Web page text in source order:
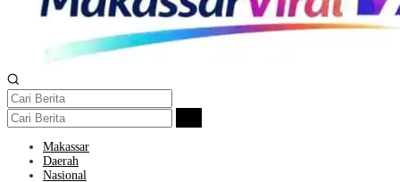
Makassar
Daerah
Nasional